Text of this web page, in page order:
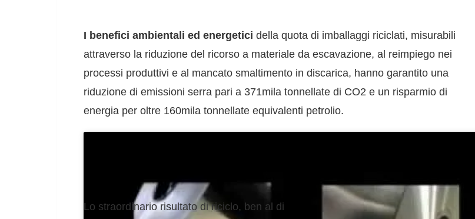
I benefici ambientali ed energetici della quota di imballaggi riciclati, misurabili
attraverso la riduzione del ricorso a materiale da escavazione, al reimpiego nei
processi produttivi e al mancato smaltimento in discarica, hanno garantito una
riduzione di emissioni serra pari a 371mila tonnellate di CO2 e un risparmio di
energia per oltre 160mila tonnellate equivalenti petrolio.
Lo straordinario risultato di riciclo, ben al di